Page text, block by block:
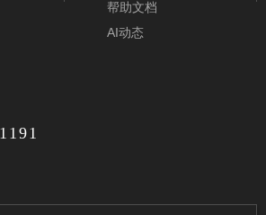
帮助文档
AI动态